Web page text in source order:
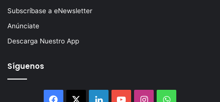
Subscríbase a eNewsletter
Anúnciate
Descarga Nuestro App
Síguenos
Facebook LinkedInYouTubeInstagramWhatsApp